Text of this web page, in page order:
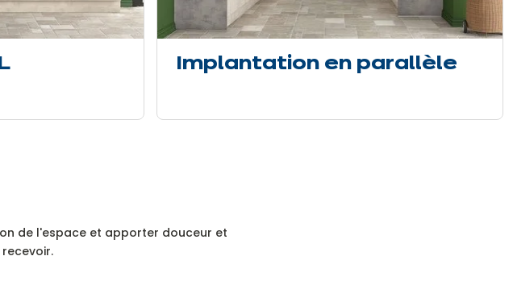
Implantation en parallèle
de l'espace et apporter douceur et